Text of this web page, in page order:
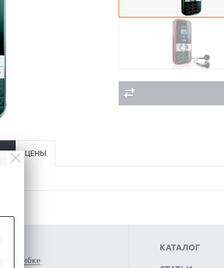
ЦЕНЫ
ошибке
КАТАЛОГ